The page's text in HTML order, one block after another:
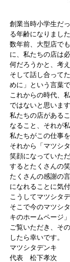
創業当時小学生だ
る年齢になりました
数年前、大型店で
に、私たちの店は
何だろうかと、考
そして話し合って
めに」という言葉で
これからの時代、
ではないと思います
私たちの店がある
なること、それが
私たちがこの仕事
それから「マツシ
笑顔になっていた
するとたくさんの
たくさんの感謝の
になれることに気
こうしてマツシタ
そこで今のマツシ
キのホームページ
ご覧いただき、そ
したら幸いです。
マツシタデンキ
代表 松下孝次